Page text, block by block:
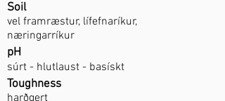
Soil
vel framræstur, lífefnaríkur,
næringarríkur
pH
súrt - hlutlaust - basískt
Toughness
harðgert